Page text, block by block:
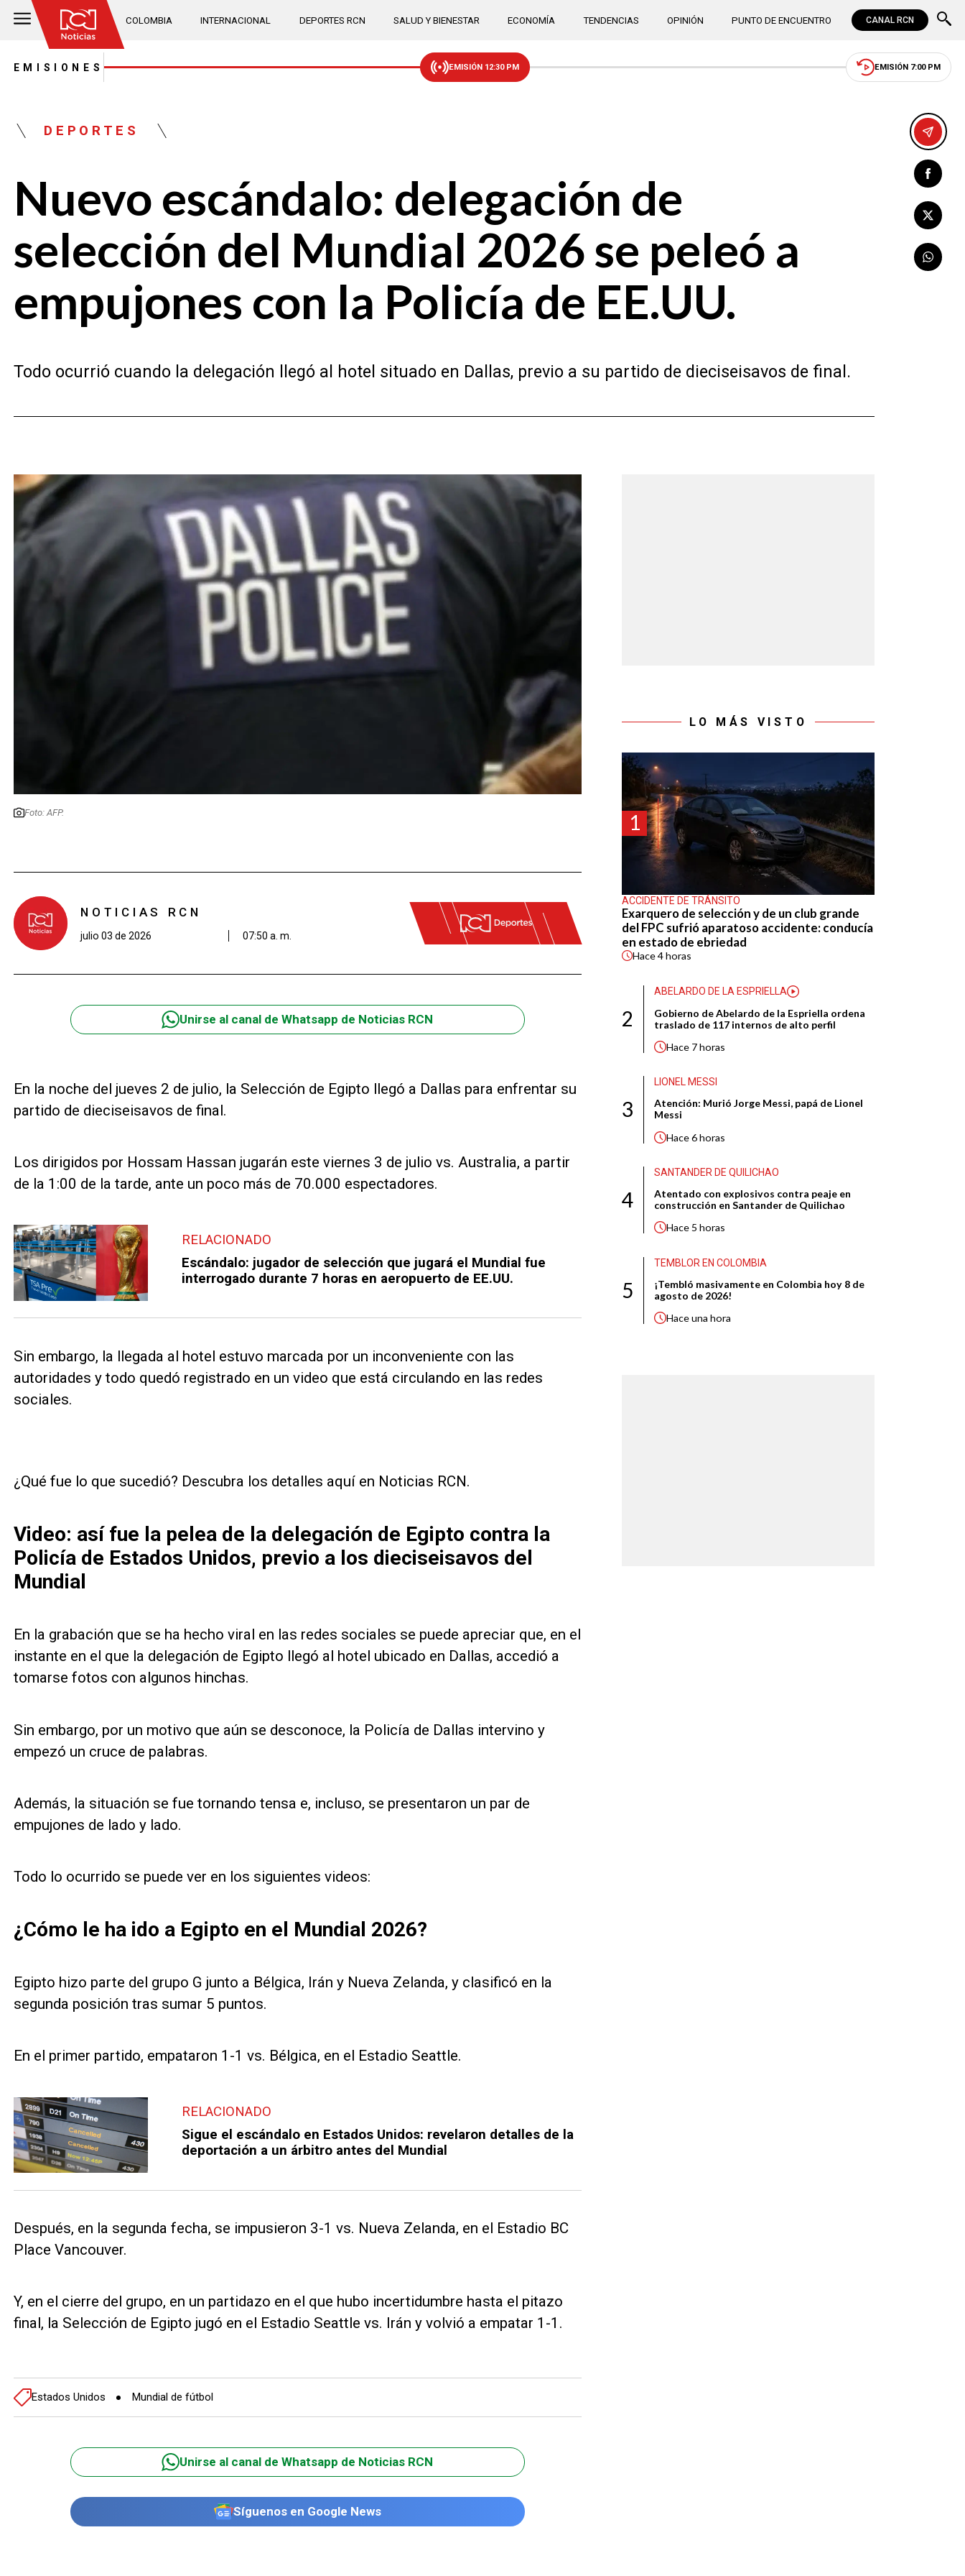
COLOMBIA INTERNACIONAL DEPORTES RCN SALUD Y BIENESTAR ECONOMÍA TENDENCIAS OPINIÓN PUNTO DE ENCUENTRO CANAL RCN
EMISIONES EMISIÓN 12:30 PM EMISIÓN 7:00 PM
DEPORTES
Nuevo escándalo: delegación de
selección del Mundial 2026 se peleó a
empujones con la Policía de EE.UU.
Todo ocurrió cuando la delegación llegó al hotel situado en Dallas, previo a su partido de dieciseisavos de final.
Foto: AFP.
NOTICIAS RCN
julio 03 de 2026 07:50 a. m.
Unirse al canal de Whatsapp de Noticias RCN
En la noche del jueves 2 de julio, la Selección de Egipto llegó a Dallas para enfrentar su
partido de dieciseisavos de final.
Los dirigidos por Hossam Hassan jugarán este viernes 3 de julio vs. Australia, a partir
de la 1:00 de la tarde, ante un poco más de 70.000 espectadores.
RELACIONADO
Escándalo: jugador de selección que jugará el Mundial fue
interrogado durante 7 horas en aeropuerto de EE.UU.
Sin embargo, la llegada al hotel estuvo marcada por un inconveniente con las
autoridades y todo quedó registrado en un video que está circulando en las redes
sociales.
¿Qué fue lo que sucedió? Descubra los detalles aquí en Noticias RCN.
Video: así fue la pelea de la delegación de Egipto contra la
Policía de Estados Unidos, previo a los dieciseisavos del
Mundial
En la grabación que se ha hecho viral en las redes sociales se puede apreciar que, en el
instante en el que la delegación de Egipto llegó al hotel ubicado en Dallas, accedió a
tomarse fotos con algunos hinchas.
Sin embargo, por un motivo que aún se desconoce, la Policía de Dallas intervino y
empezó un cruce de palabras.
Además, la situación se fue tornando tensa e, incluso, se presentaron un par de
empujones de lado y lado.
Todo lo ocurrido se puede ver en los siguientes videos:
¿Cómo le ha ido a Egipto en el Mundial 2026?
Egipto hizo parte del grupo G junto a Bélgica, Irán y Nueva Zelanda, y clasificó en la
segunda posición tras sumar 5 puntos.
En el primer partido, empataron 1-1 vs. Bélgica, en el Estadio Seattle.
RELACIONADO
Sigue el escándalo en Estados Unidos: revelaron detalles de la
deportación a un árbitro antes del Mundial
Después, en la segunda fecha, se impusieron 3-1 vs. Nueva Zelanda, en el Estadio BC
Place Vancouver.
Y, en el cierre del grupo, en un partidazo en el que hubo incertidumbre hasta el pitazo
final, la Selección de Egipto jugó en el Estadio Seattle vs. Irán y volvió a empatar 1-1.
Estados Unidos Mundial de fútbol
Unirse al canal de Whatsapp de Noticias RCN
Síguenos en Google News
LO MÁS VISTO
1
ACCIDENTE DE TRÁNSITO
Exarquero de selección y de un club grande
del FPC sufrió aparatoso accidente: conducía
en estado de ebriedad
Hace4 horas
2
ABELARDO DE LA ESPRIELLA
Gobierno de Abelardo de la Espriella ordena
traslado de 117 internos de alto perfil
Hace 7 horas
3
LIONEL MESSI
Atención: Murió Jorge Messi, papá de Lionel
Messi
Hace6 horas
4
SANTANDER DE QUILICHAO
Atentado con explosivos contra peaje en
construcción en Santander de Quilichao
Hace 5 horas
5
TEMBLOR EN COLOMBIA
¡Tembló masivamente en Colombia hoy 8 de
agosto de 2026!
Haceuna hora